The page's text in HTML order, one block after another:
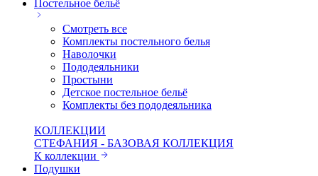
Постельное бельё
Смотреть все
Комплекты постельного белья
Наволочки
Пододеяльники
Простыни
Детское постельное бельё
Комплекты без пододеяльника
КОЛЛЕКЦИИ
СТЕФАНИЯ - БАЗОВАЯ КОЛЛЕКЦИЯ
К коллекции
Подушки